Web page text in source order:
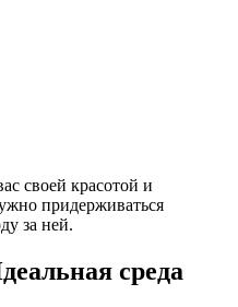
своей красотой и
придерживаться
за ней.
среда